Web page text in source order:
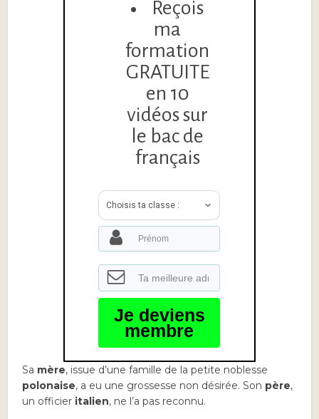
Reçois
ma
formation
GRATUITE
en 10
vidéos sur
le bac de
français
Choisis ta classe :
Je deviens
membre
Sa mère, issue d’une famille de la petite noblesse
polonaise, a eu une grossesse non désirée. Son père,
un officier italien, ne l’a pas reconnu.